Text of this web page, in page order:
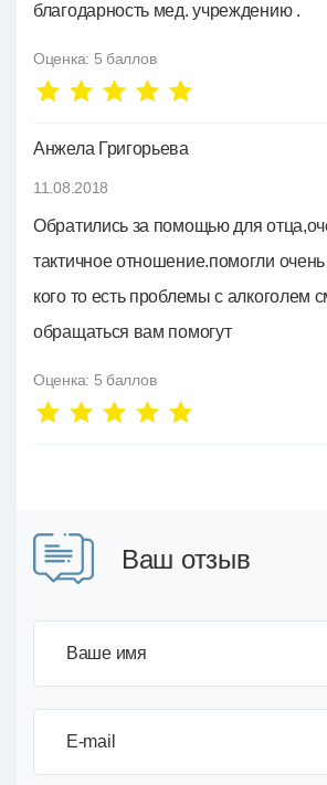
благодарность мед. учреждению .
Оценка: 5 баллов
Анжела Григорьева
11.08.2018
Обратились за помощью для
тактичное отношение.помогли
кого то есть проблемы с алкоголем
обращаться вам помогут
Оценка: 5 баллов
Ваш отзыв
Ваше имя
E-mail